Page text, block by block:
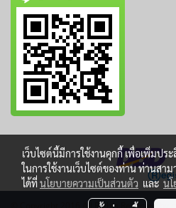
© Copyright 2016 All Rights Reserved by
เว็บไซต์นี้มีการใช้งานคุกกี้ เพื่อเพิ่มป
ในการใช้งานเว็บไซต์ของท่าน ท่านสา
ได้ที่นโยบายความเป็นส่วนตัว และ น